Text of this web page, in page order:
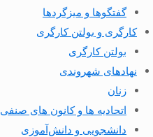
گفتگوها و میزگردها
کارگری و بولتن کارگری
بولتن کارگری
نهادهای شهروندی
زنان
اتحادیه ها و کانون های صنفی
دانشجویی و دانش‌آموزی